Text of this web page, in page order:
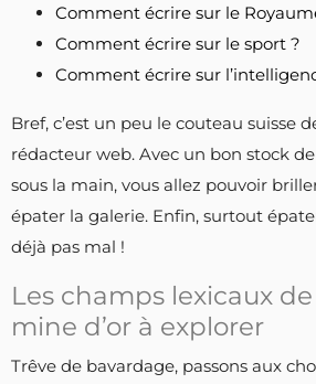
Comment écrire sur le
Comment écrire sur le sport ?
Comment écrire sur
Bref, c’est un peu le couteau suisse
rédacteur web. Avec un bon stock
sous la main, vous allez pouvoir
épater la galerie. Enfin, surtout
déjà pas mal !
Les champs lexicaux
mine d’or à explorer
Trêve de bavardage, passons aux